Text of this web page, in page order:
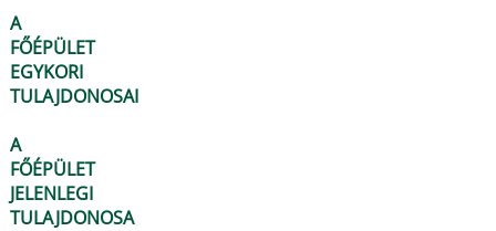
A
FŐÉPÜLET
EGYKORI
TULAJDONOSAI
A
FŐÉPÜLET
JELENLEGI
TULAJDONOSA